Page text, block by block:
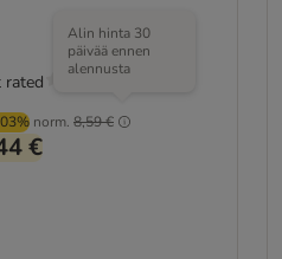
norm. 8,59 €
Alin hinta 30
päivää ennen
alennusta
€
rated